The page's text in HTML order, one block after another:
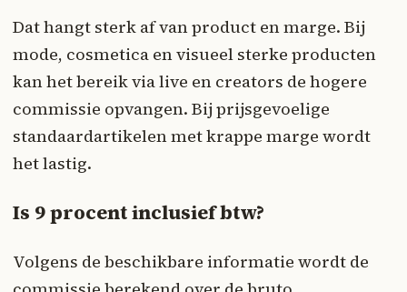
Dat hangt sterk af van product en marge. Bij
mode, cosmetica en visueel sterke producten
kan het bereik via live en creators de hogere
commissie opvangen. Bij prijsgevoelige
standaardartikelen met krappe marge wordt
het lastig.
Is 9 procent inclusief btw?
Volgens de beschikbare informatie wordt de